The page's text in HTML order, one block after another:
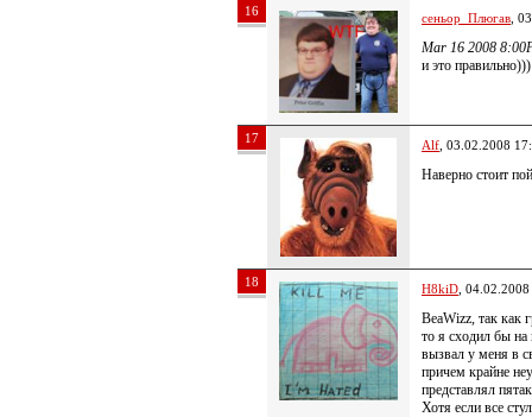
16 сеньор_Плюгав ,
Mar 16 2008
и это правильно)))
17 Alf , 03.02.2008
Наверно стоит
18 H8kiD ,
BeaWizz, так как
то я сходил бы
вызвал у меня в
причем крайне
представлял
Хотя если все